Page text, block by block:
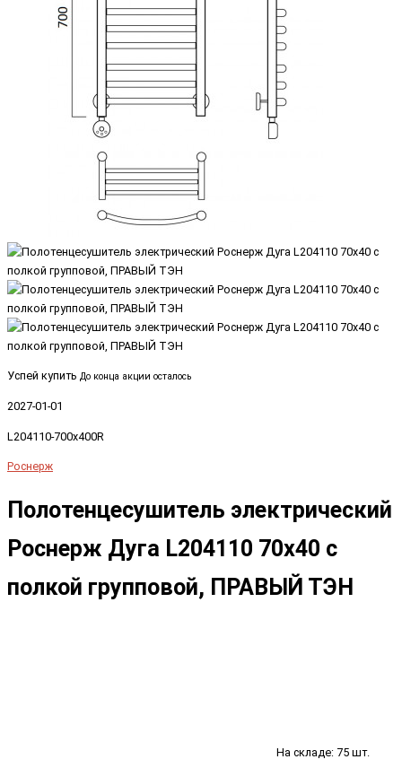
Успей купить До конца акции осталось
2027-01-01
L204110-700x400R
Роснерж
Полотенцесушитель электрический
Роснерж Дуга L204110 70x40 с
полкой групповой, ПРАВЫЙ ТЭН
На складе: 75 шт.